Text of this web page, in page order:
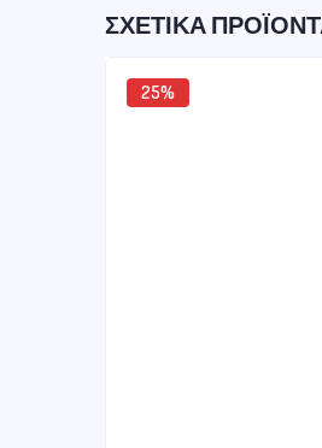
ΣΧΕΤΙΚΆ
25%